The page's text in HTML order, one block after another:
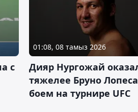
с
01:08, 08 тамыз 2026
Дияр Нургожай
тяжелее Бруно
боем на турнире UFC